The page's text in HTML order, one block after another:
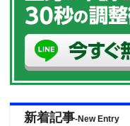
新着記事-New Entry